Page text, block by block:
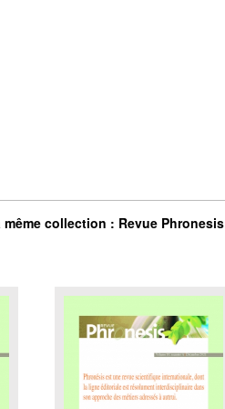
même collection : Revue Phronesis